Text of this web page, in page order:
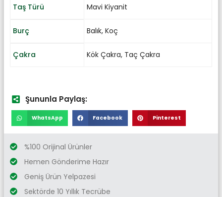
Taş Türü Mavi Kiyanit
Burç Balık, Koç
Çakra Kök Çakra, Taç Çakra
Şununla Paylaş:
WhatsApp Facebook Pinterest
%100 Orijinal Ürünler
Hemen Gönderime Hazır
Geniş Ürün Yelpazesi
Sektörde 10 Yıllık Tecrübe